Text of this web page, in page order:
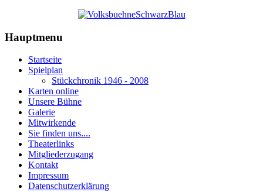
Hauptmenu
Startseite
Spielplan
Stückchronik 1946 - 2008
Karten online
Unsere Bühne
Galerie
Mitwirkende
Sie finden uns....
Theaterlinks
Mitgliederzugang
Kontakt
Impressum
Datenschutzerklärung